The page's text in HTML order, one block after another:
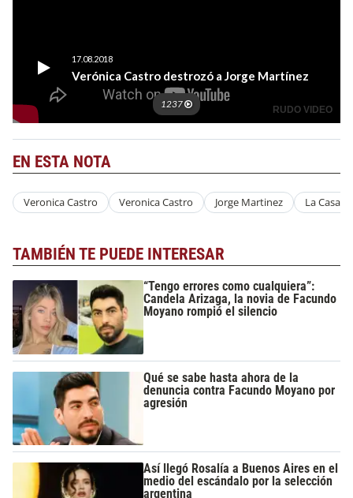
EN ESTA NOTA
Veronica Castro Veronica Castro Jorge Martinez La Casa
TAMBIÉN TE PUEDE INTERESAR
“Tengo errores como cualquiera”:
Candela Arizaga, la novia de Facundo
Moyano rompió el silencio
Qué se sabe hasta ahora de la
denuncia contra Facundo Moyano por
agresión
Así llegó Rosalía a Buenos Aires en el
medio del escándalo por la selección
argentina